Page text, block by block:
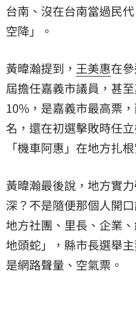
台南、沒在台南當過民
空降」。
黃暐瀚提到， 王美惠在
屆擔任嘉義市議員，甚
10%，是嘉義市最高票
名，還在初選擊敗時任
「機車阿惠」在地方扎
黃暐瀚最後說，地方實
深？不是隨便那個人開
地方社團、里長、企業
地頭蛇」，縣市長選舉
是網路聲量、空氣票。